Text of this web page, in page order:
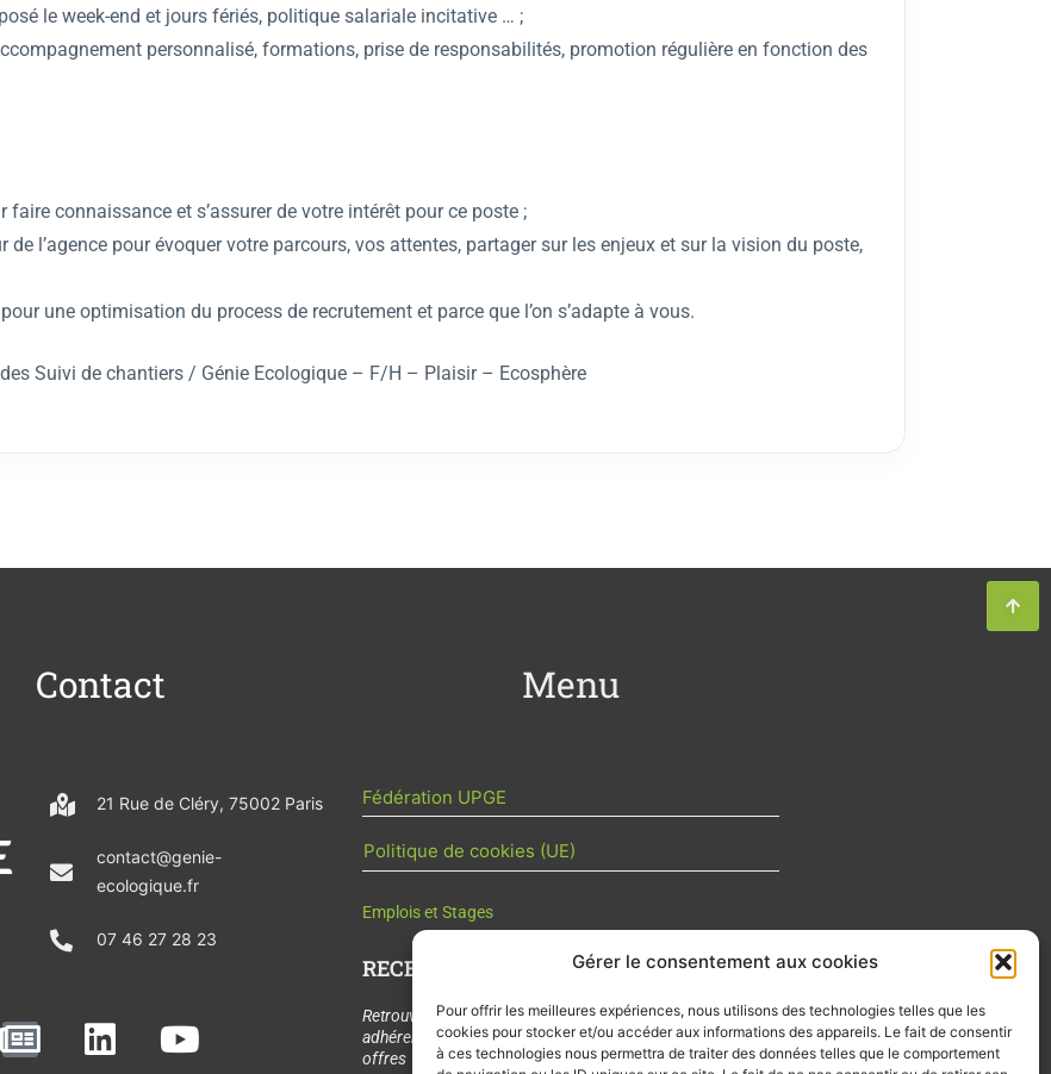
Gérer le consentement aux cookies
Pour offrir les meilleures expériences, nous utilisons des technologies telles que les
cookies pour stocker et/ou accéder aux informations des appareils. Le fait de consentir
à ces technologies nous permettra de traiter des données telles que le comportement
le week-end et jours fériés, politique salariale incitative … ;
personnalisé, formations, prise de responsabilités, promotion régulière en fonction des
connaissance et s’assurer de votre intérêt pour ce poste ;
de l’agence pour évoquer votre parcours, vos attentes, partager sur les enjeux et sur la vision du poste,
une optimisation du process de recrutement et parce que l’on s’adapte à vous.
Suivi de chantiers / Génie Ecologique – F/H – Plaisir – Ecosphère
Contact
21 Rue de Cléry, 75002 Paris
contact@genie-
ecologique.fr
07 46 27 28 23
N
e
L
i
Y
o
Menu
Fédération UPGE
Politique de cookies (UE)
Emplois et Stages
RECEVOIR L'ACTU DE LA FILIÈRE
Retrouvez tous les mois les articles terrain de nos
adhérents, les rendez-vous importants de la filière, nos
offres de stages et d’emplois…